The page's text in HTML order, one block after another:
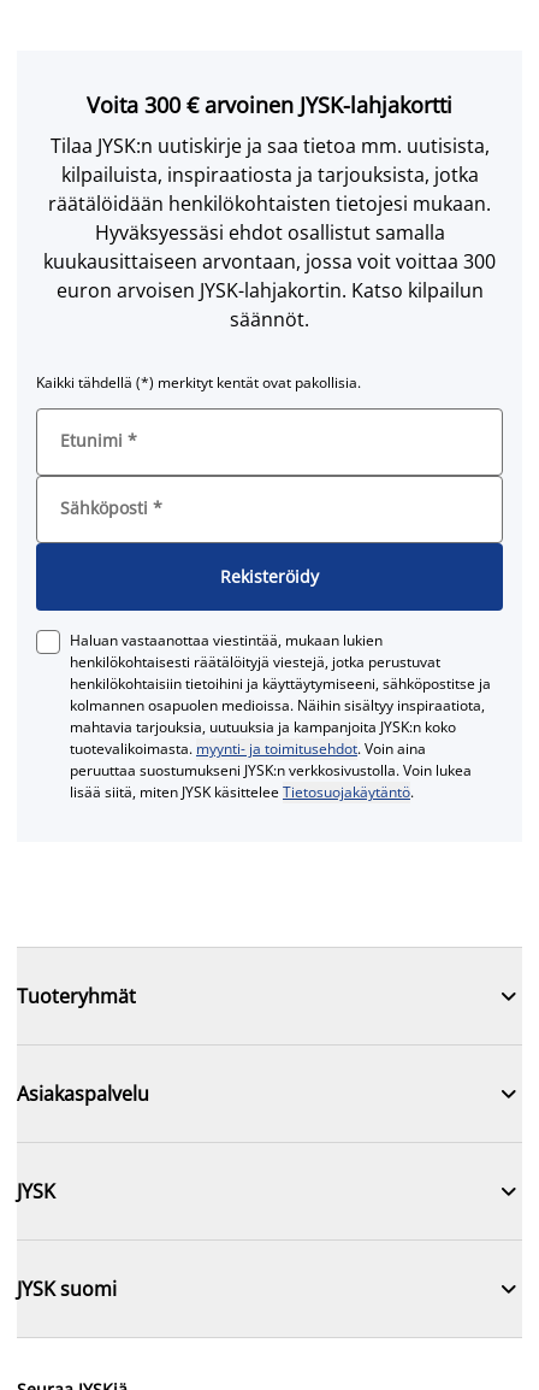
Voita 300 € arvoinen JYSK-lahjakortti
Tilaa JYSK:n uutiskirje ja saa tietoa mm. uutisista,
kilpailuista, inspiraatiosta ja tarjouksista, jotka
räätälöidään henkilökohtaisten tietojesi mukaan.
Hyväksyessäsi ehdot osallistut samalla
kuukausittaiseen arvontaan, jossa voit voittaa 300
euron arvoisen JYSK-lahjakortin. Katso kilpailun
säännöt.
Kaikki tähdellä (*) merkityt kentät ovat pakollisia.
Etunimi *
Sähköposti *
Rekisteröidy
Haluan vastaanottaa viestintää, mukaan lukien
henkilökohtaisesti räätälöityjä viestejä, jotka perustuvat
henkilökohtaisiin tietoihini ja käyttäytymiseeni, sähköpostitse ja
kolmannen osapuolen medioissa. Näihin sisältyy inspiraatiota,
mahtavia tarjouksia, uutuuksia ja kampanjoita JYSK:n koko
tuotevalikoimasta. myynti- ja toimitusehdot. Voin aina
peruuttaa suostumukseni JYSK:n verkkosivustolla. Voin lukea
lisää siitä, miten JYSK käsitteleeTietosuojakäytäntö.
Tuoteryhmät 
Asiakaspalvelu 
JYSK 
JYSK suomi 